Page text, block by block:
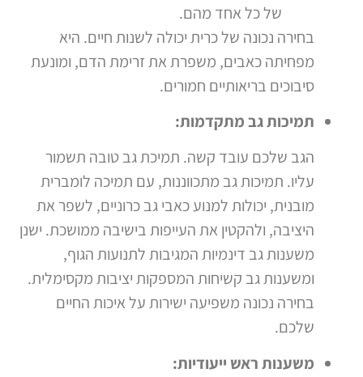
של כל אחד מהם.
בחירה נכונה של כרית יכולה לשנות חיים. היא
מפחיתה כאבים, משפרת את זרימת הדם, ומונעת
סיבוכים בריאותיים חמורים.
תמיכות גב מתקדמות:
הגב שלכם עובד קשה. תמיכת גב טובה תשמור
עליו. תמיכות גב מתכווננות, עם תמיכה לומברית
מובנית, יכולות למנוע כאבי גב כרוניים, לשפר את
היציבה, ולהקטין את העייפות בישיבה ממושכת. ישנן
משענות גב דינמיות המגיבות לתנועות הגוף,
ומשענות גב קשיחות המספקות יציבות מקסימלית.
בחירה נכונה משפיעה ישירות על איכות החיים
שלכם.
משענות ראש ייעודיות: